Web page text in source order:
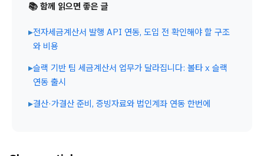
📚 함께 읽으면 좋은 글
▸전자세금계산서 발행 API 연동, 도입 전 확인해야 할 구조
와 비용
▸슬랙 기반 팀 세금계산서 업무가 달라집니다: 볼타 x 슬랙
연동 출시
▸결산·가결산 준비, 증빙자료와 법인계좌 연동 한번에